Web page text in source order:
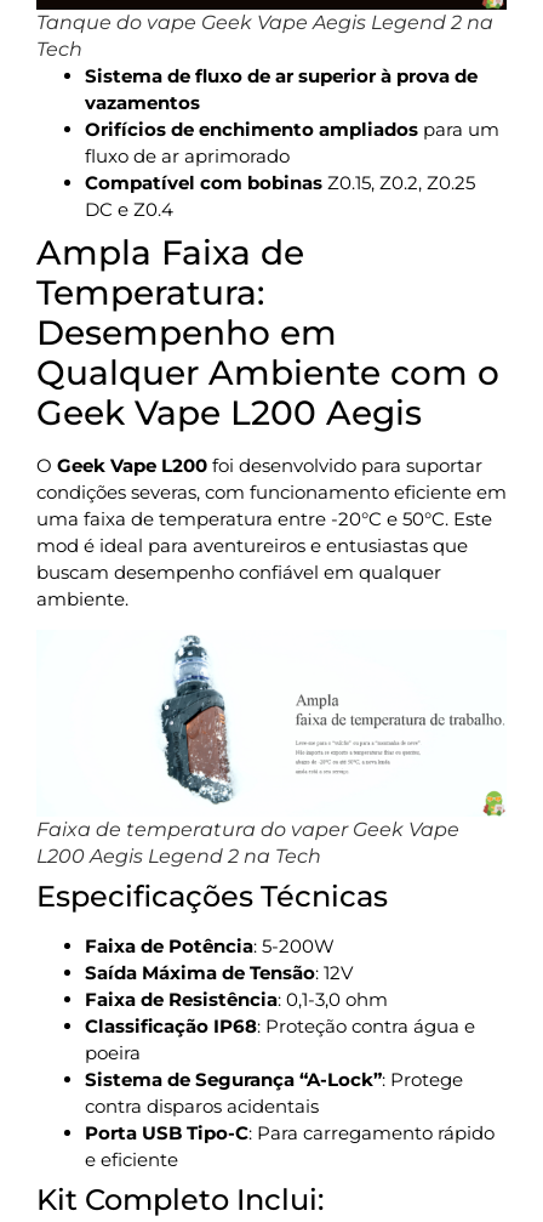
Tanque do vape Geek Vape Aegis Legend 2 na
Tech
Sistema de fluxo de ar superior à prova de
vazamentos
Orifícios de enchimento ampliados para um
fluxo de ar aprimorado
Compatível com bobinas Z0.15, Z0.2, Z0.25
DC e Z0.4
Ampla Faixa de
Temperatura:
Desempenho em
Qualquer Ambiente com o
Geek Vape L200 Aegis
O Geek Vape L200 foi desenvolvido para suportar
condições severas, com funcionamento eficiente em
uma faixa de temperatura entre -20°C e 50°C. Este
mod é ideal para aventureiros e entusiastas que
buscam desempenho confiável em qualquer
ambiente.
Faixa de temperatura do vaper Geek Vape
L200 Aegis Legend 2 na Tech
Especificações Técnicas
Faixa de Potência: 5-200W
Saída Máxima de Tensão: 12V
Faixa de Resistência: 0,1-3,0 ohm
Classificação IP68: Proteção contra água e
poeira
Sistema de Segurança “A-Lock”: Protege
contra disparos acidentais
Porta USB Tipo-C: Para carregamento rápido
e eficiente
Kit Completo Inclui: